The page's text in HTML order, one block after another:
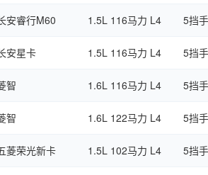
安睿行M60 1.5L 116马力 L4 5挡
安星卡 1.5L 116马力 L4 5挡
智 1.6L 116马力 L4 5挡
智 1.6L 122马力 L4 5挡
菱荣光新卡 1.5L 102马力 L4 5挡